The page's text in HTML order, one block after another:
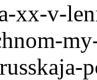
xx-v-